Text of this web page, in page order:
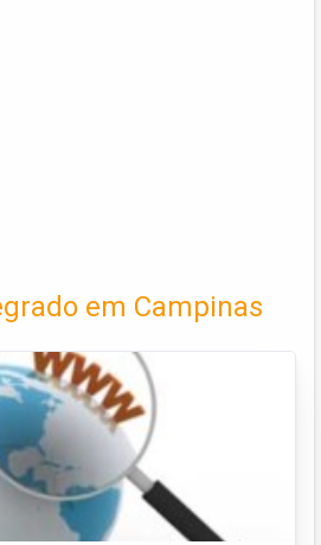
em Campinas